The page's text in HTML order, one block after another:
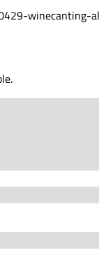
winecanting-